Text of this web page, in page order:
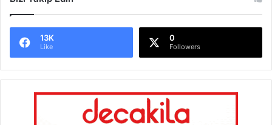
f
13K
Like
0
Followers